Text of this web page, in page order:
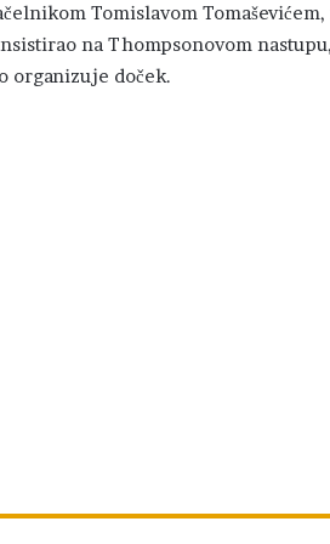
Tomislavom
na Thompsonovom
organizuje doček.